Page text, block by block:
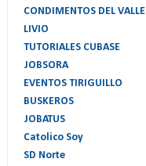
CONDIMENTOS DEL VALLE
LIVIO
TUTORIALES CUBASE
JOBSORA
EVENTOS TIRIGUILLO
BUSKEROS
JOBATUS
Catolico Soy
SD Norte